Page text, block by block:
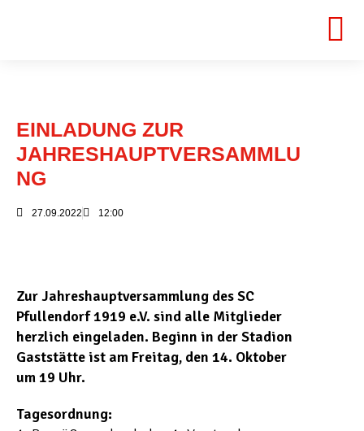
EINLADUNG ZUR
JAHRESHAUPTVERSAMMLU
NG
27.09.2022 12:00
Zur Jahreshauptversammlung des SC
Pfullendorf 1919 e.V. sind alle Mitglieder
herzlich eingeladen. Beginn in der Stadion
Gaststätte ist am Freitag, den 14. Oktober
um 19 Uhr.
Tagesordnung: